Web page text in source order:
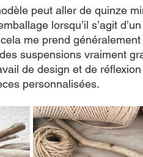
peut aller de quinze
lorsqu’il s’agit
me prend généralement
suspensions vraiment
de design et de
personnalisées.